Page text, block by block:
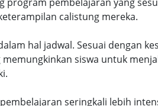
calistung mereka.
hal jadwal. Sesuai dengan
siswa untuk
seringkali lebih